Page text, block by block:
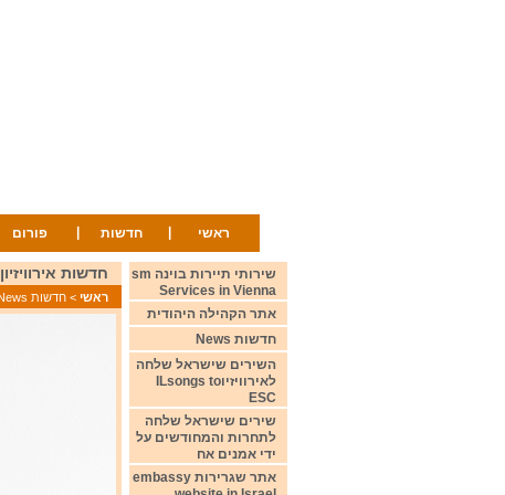
ראשי חדשות פורום
חדשות אירוויזיון 13 בדצמבר 2023 Eurovision News 13 December
ראשי > חדשות News
שירותי תיירות בוינה sm
Services in Vienna
אתר הקהילה היהודית
חדשות News
השירים שישראל שלחה
לאירוויזיוILsongs to
ESC
שירים שישראל שלחה
לתחרות והמחודשים על
ידי אמנים אח
אתר שגרירות embassy